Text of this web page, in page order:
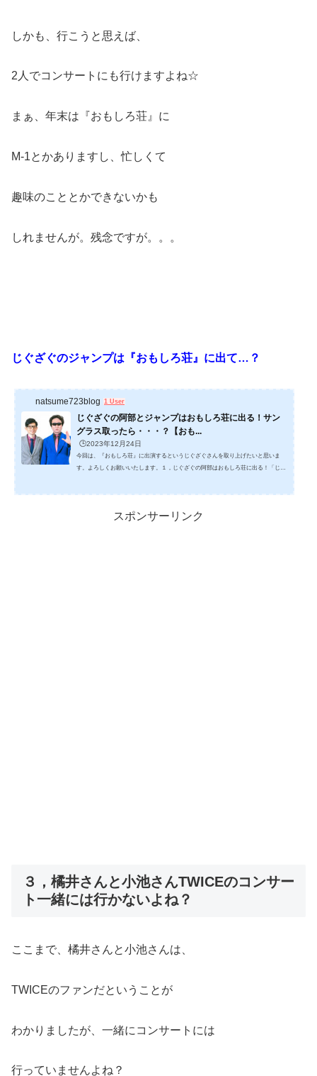
しかも、行こうと思えば、
2人でコンサートにも行けますよね☆
まぁ、年末は『おもしろ荘』に
M-1とかありますし、忙しくて
趣味のこととかできないかも
しれませんが。残念ですが。。。
じぐざぐのジャンプは『おもしろ荘』に出て…？
natsume723blog 1 User
じぐざぐの阿部とジャンプはおもしろ荘に出る！サン
グラス取ったら・・・？【おも...
🕒️2023年12月24日
今回は、『おもしろ荘』に出演するというじぐざぐさんを取り上げたいと思いま
す。よろしくお願いいたします。１，じぐざぐの阿部はおもしろ荘に出る！「じぐ
も無い人に、一緒に組もう！と言われてびっくりします。それが、ジャンプさんだ
スポンサーリンク
３，橘井さんと小池さんTWICEのコンサー
ト一緒には行かないよね？
ここまで、橘井さんと小池さんは、
TWICEのファンだということが
わかりましたが、一緒にコンサートには
行っていませんよね？